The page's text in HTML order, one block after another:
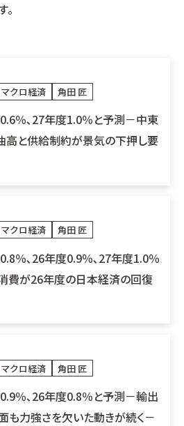
マクロ経済 角田 匠
％､27年度1.0％と予測－中東
高と供給制約が景気の下押し要
マクロ経済 角田 匠
％､26年度0.9％､27年度1.0％
費が26年度の日本経済の回復
マクロ経済 角田 匠
％､26年度0.8％と予測－輸出
力強さを欠いた動きが続く－